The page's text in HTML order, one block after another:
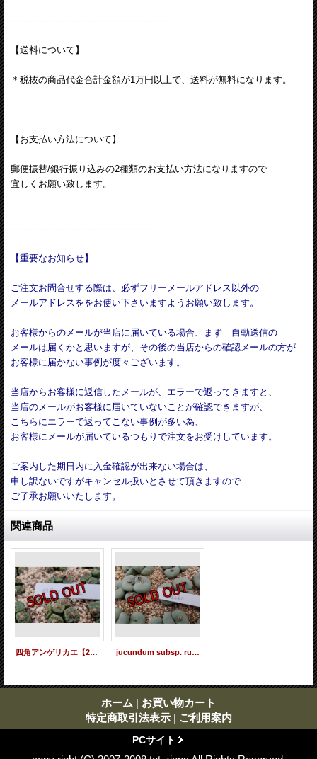
-------------------------------------------------------
【送料について】
＊税抜の商品代金合計金額が1万円以上で、送料が無料になります。
【お支払い方法について】
郵便振替/銀行振り込みの2種類のお支払い方法になりますので
宜しくお願い致します。
-------------------------------------------------
【重要なお知らせ】
ご注文お問合せする際は、必ずフリーメールアドレス以外の
メールアドレスををお使い下さいますようお願い致します。
お客様からのメールが当店に届いている場合、まず 自動送信の
メールは届くかと思いますが、その後の当店からの確認メールの方が
お客様に届かない事例が度々ございます。
当店からお客様に返信したメールが、エラーで返ってきますと、
当店のメールがお客様に届いていないことが確認できますが、
こちらにエラーで返ってこない事例が多い為、
お客様にメールが届いているつもりで注文をお受けしています。
ご案内した期日内に入金確認が出来ない場合は、
申し訳ないですがキャンセル扱いとさせて頂きますので
ご了承お願いいたします。
関連商品
四角アンゲリカエ【25-12】 jucundum subsp. ruschii【25-12】
ホーム | お買い物カート
特定商取引法表示 | ご利用案内
PCサイト